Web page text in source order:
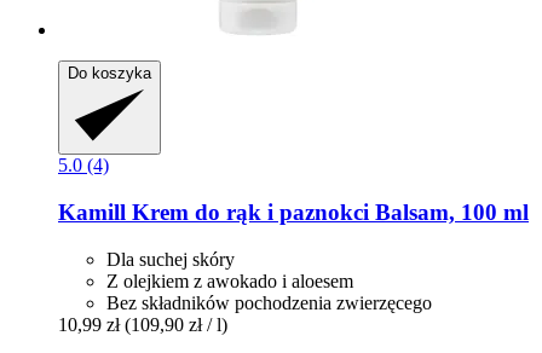
Do koszyka
5.0 (4)
Kamill Krem do rąk i paznokci Balsam, 100 ml
Dla suchej skóry
Z olejkiem z awokado i aloesem
Bez składników pochodzenia zwierzęcego
10,99 zł (109,90 zł / l)